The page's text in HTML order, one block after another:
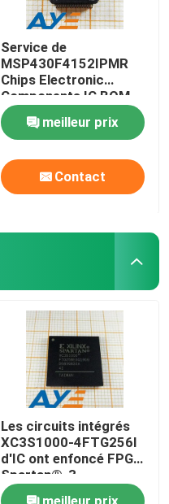
Service de
MSP430F4152IPMR
Chips Electronic
Components IC BOM
Kitting
meilleur prix
Contact
Les circuits intégrés
XC3S1000-4FTG256I
d'IC ont enfoncé FPGA
Spartan®-3
meilleur prix